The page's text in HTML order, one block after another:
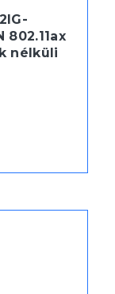
802.11ax
nélküli